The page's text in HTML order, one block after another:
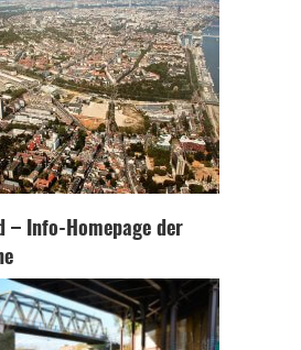
– Info-Homepage der